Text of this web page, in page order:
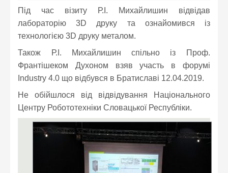
Під час візиту Р.І. Михайлишин відвідав
лабораторію 3D друку та ознайомився із
технологією 3D друку металом.
Також Р.І. Михайлишин спільно із Проф.
Франтішеком Духоном взяв участь в форумі
Industry 4.0 що відбувся в Братиславі 12.04.2019.
Не обійшлося від відвідування Національного
Центру Робототехніки Словацької Республіки.